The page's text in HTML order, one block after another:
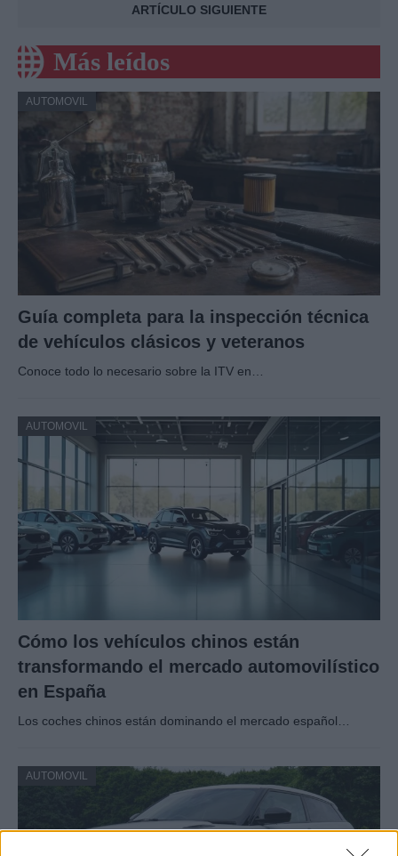
ARTÍCULO SIGUIENTE
Más leídos
AUTOMOVIL
Guía completa para la inspección técnica
de vehículos clásicos y veteranos
Conoce todo lo necesario sobre la ITV en…
AUTOMOVIL
Cómo los vehículos chinos están
transformando el mercado automovilístico
en España
Los coches chinos están dominando el mercado español…
AUTOMOVIL